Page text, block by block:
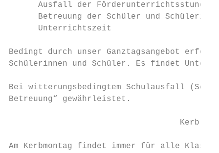
Ausfall der Förderunterrichtsstunden
Betreuung der Schüler und
      Unterrichtszeit
Bedingt durch unser Ganztagsangebot
Schülerinnen und Schüler. Es findet
Bei witterungsbedingtem Schulausfall
Betreuung“ gewährleistet.
Kerb-
Am Kerbmontag findet immer für alle